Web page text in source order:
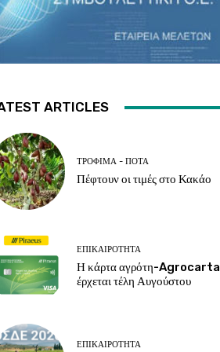
ARTICLES
ΤΡΌΦΙΜΑ - ΠΟΤΆ
Πέφτουν οι τιμές στο Κακάο
ΕΠΙΚΑΙΡΌΤΗΤΑ
Η κάρτα αγρότη-Agrocarta
έρχεται τέλη Αυγούστου
ΕΠΙΚΑΙΡΌΤΗΤΑ